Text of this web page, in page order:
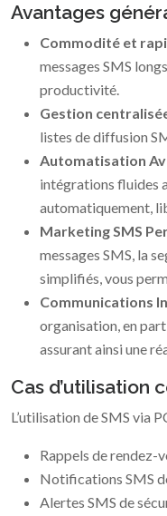
Avantages
Commodité et
messages SMS
productivité.
Gestion
listes de diffusion
Automatisation
intégrations fluides
automatiquement,
Marketing SMS
messages SMS, la
simplifiés, vous
Communications
organisation, en
assurant ainsi une
Cas d’utilisation
L’utilisation de SMS via
Rappels de rendez-
Notifications SMS
Alertes SMS de